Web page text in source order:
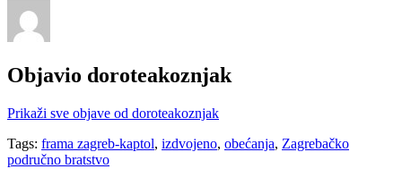
Objavio doroteakoznjak
Prikaži sve objave od doroteakoznjak
Tags: frama zagreb-kaptol, izdvojeno, obećanja, Zagrebačko
područno bratstvo